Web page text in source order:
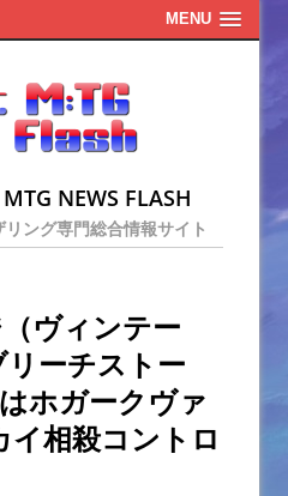
MENU
NEWS FLASH
ング専門総合情報サイト
ヴィンテー
ーチストー
ホガークヴァ
相殺コントロ